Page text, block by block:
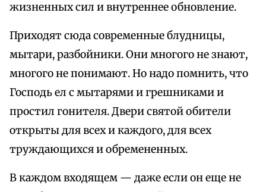
жизненных сил и внутреннее обновление.
Приходят сюда современные блудницы,
мытари, разбойники. Они многого не знают,
многого не понимают. Но надо помнить, что
Господь ел с мытарями и грешниками и
простил гонителя. Двери святой обители
открыты для всех и каждого, для всех
труждающихся и обремененных.
В каждом входящем — даже если он еще не